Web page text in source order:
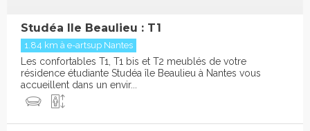
Studéa Ile Beaulieu : T1
1.84 km à e-artsup Nantes
Les confortables T1, T1 bis et T2 meublés de votre
résidence étudiante Studéa île Beaulieu à Nantes vous
accueillent dans un envir...